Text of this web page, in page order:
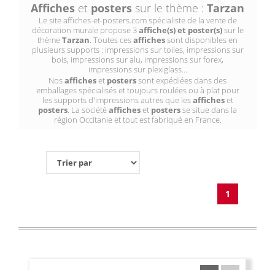
Affiches et posters sur le thème : Tarzan
Le site affiches-et-posters.com spécialiste de la vente de
décoration murale propose 3affiche(s) et poster(s)sur le
thèmeTarzan. Toutes cesaffichessont disponibles en
plusieurs supports : impressions sur toiles, impressions sur
bois, impressions sur alu, impressions sur forex,
impressions sur plexiglass...
Nosafficheset posterssont expédiées dans des
emballages spécialisés et toujours roulées ou à plat pour
les supports d'impressions autres que lesafficheset
posters. La sociétéafficheset postersse situe dans la
région Occitanie et tout est fabriqué en France.
1